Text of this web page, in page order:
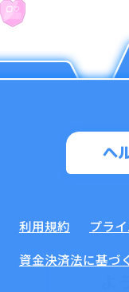
ヘ
利用規約 プラ
資金決済法に基づ